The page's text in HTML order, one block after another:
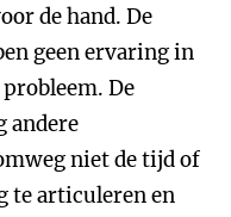
de hand. De
geen ervaring in
De
andere
niet de tijd of
te articuleren en